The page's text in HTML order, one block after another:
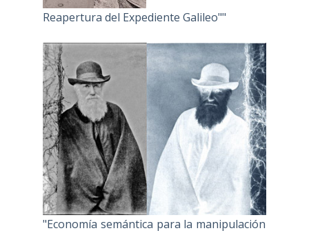
Reapertura del Expediente Galileo""
"Economía semántica para la manipulación